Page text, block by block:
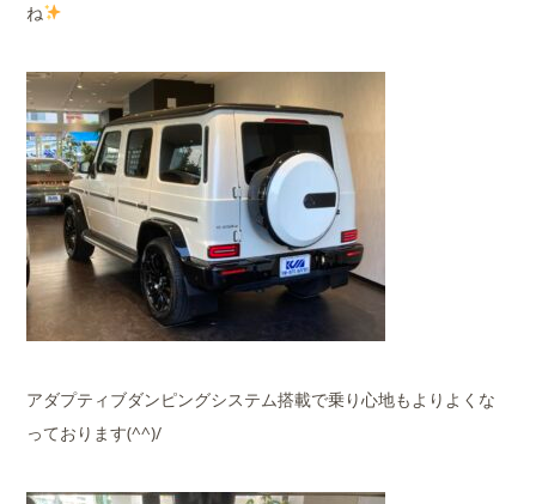
ね
アダプティブダンピングシステム搭載で乗り心地もよりよくな
っております(^^)/